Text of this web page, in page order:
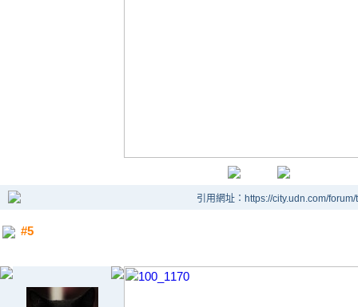
引用網址：https://city.udn.com/
#5